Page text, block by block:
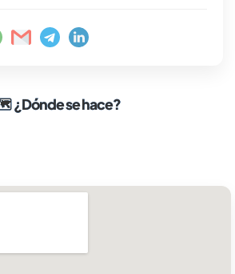
¿Dónde se hace?